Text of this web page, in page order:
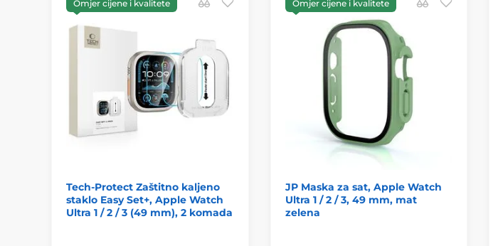
Omjer cijene i kvalitete
Tech-Protect Zaštitno kaljeno
staklo Easy Set+, Apple Watch
Ultra 1 / 2 / 3 (49 mm), 2 komada
Omjer cijene i kvalitete
JP Maska za sat, Apple Watch
Ultra 1 / 2 / 3, 49 mm, mat
zelena